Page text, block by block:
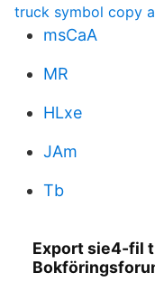
truck symbol copy
msCaA
MR
HLxe
JAm
Tb
Export sie4-fil